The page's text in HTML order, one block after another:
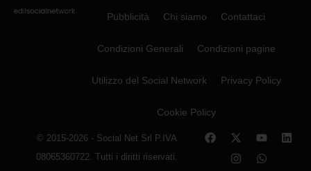
Pubblicità Chi siamo Contattaci
Condizioni Generali Condizioni pagine
Utilizzo del Social Network Privacy Policy
Cookie Policy
© 2015-2026 - Social Net Srl P.IVA
08065360722. Tutti i diritti riservati.